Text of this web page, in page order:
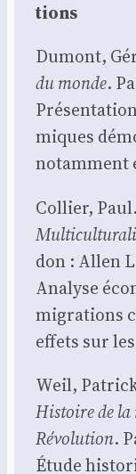
tions
Dumont,
du monde.
miques
notam­ment
Col­lier, Paul.
don : Allen
Ana­lyse
migra­tions
effets sur
Weil,
His­toire de
Révo­lu­tion.
Étude